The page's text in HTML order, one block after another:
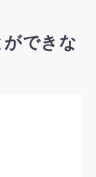
ができな